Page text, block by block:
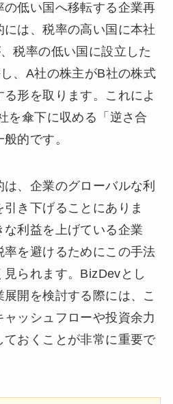
低い国へ移転する企業再
は、税率の高い国に本社
税率の低い国に設立した
、A社の株主がB社の株式
形を取ります。これによ
を傘下に収める「逆さ合
的です。
、企業のグローバルな利
き下げることにありま
利益を上げている企業
を避けるためにこの手法
られます。BizDevとし
開を検討する際には、こ
ッシュフローや投資余力
おくことが非常に重要で